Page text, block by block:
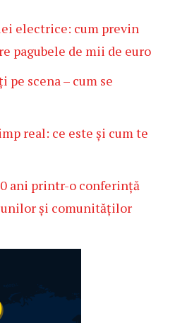
electrice: cum previn
pagubele de mii de euro
pe scena – cum se
real: ce este și cum te
ani printr-o conferință
și comunităților